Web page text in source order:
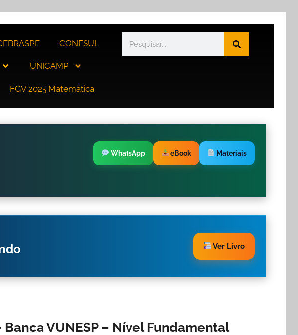
CONESUL
UNICAMP
FGV 2025 Matemática
WhatsApp eBook Materiais
Ver Livro
VUNESP – Nível Fundamental